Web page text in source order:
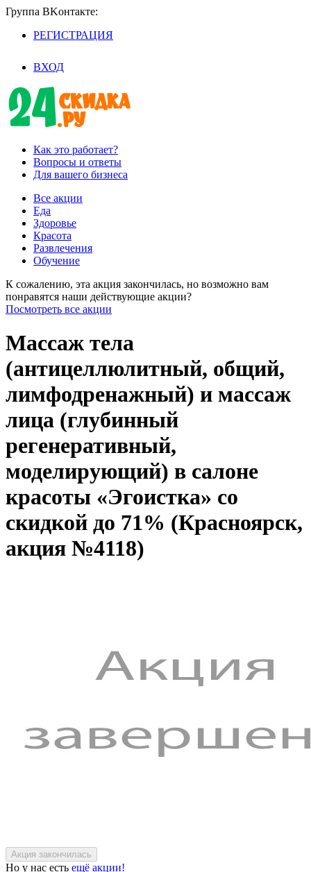
Группа BKoнтaктe:
РЕГИСТРАЦИЯ
ВХОД
Как это работает?
Вопросы и ответы
Для вашего бизнеса
Все акции
Еда
Здоровье
Красота
Развлечения
Обучение
К сожалению, эта акция закончилась, но возможно вам
понравятся наши действующие акции?
Посмотреть все акции
Массаж тела
(антицеллюлитный, общий,
лимфодренажный) и массаж
лица (глубинный
регенеративный,
моделирующий) в салоне
красоты «Эгоистка» со
скидкой до 71% (Красноярск,
акция №4118)
Но у нас есть ещё акции!